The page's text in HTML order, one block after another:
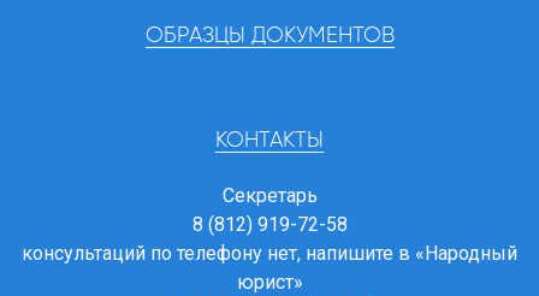
ОБРАЗЦЫ ДОКУМЕНТОВ
КОНТАКТЫ
Секретарь
8 (812) 919-72-58
консультаций по телефону нет, напишите в «Народный
юрист»